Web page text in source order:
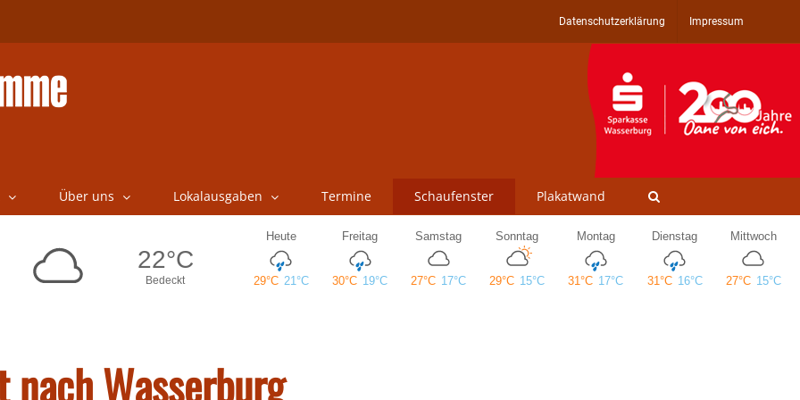
Datenschutzerklärung Impressum
Über uns Lokalausgaben Termine Schaufenster Plakatwand
nach Wasserburg